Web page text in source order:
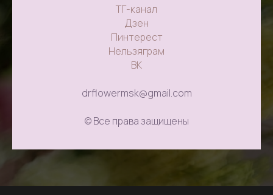
ТГ-канал
Дзен
Пинтерест
Нельзяграм
ВК
drflowermsk@gmail.com
© Все права защищены